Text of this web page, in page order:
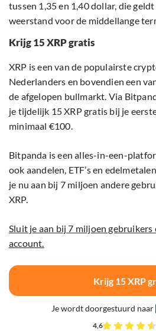
tussen 1,35 en 1,40 dollar, die
weerstand voor de middellange
Krijg 15 XRP gratis
XRP is een van de populairste
Nederlanders en bovendien een
de afgelopen bullmarkt. Via
je tijdelijk 15 XRP gratis bij je
minimaal €100.
Bitpanda is een alles-in-een-
ook aandelen, ETF’s en
je nu aan bij 7 miljoen andere
XRP.
Sluit je aan bij 7 miljoen gebruikers
account.
Krijg 15 XRP
Je wordt doorgestuurd naar
4,6